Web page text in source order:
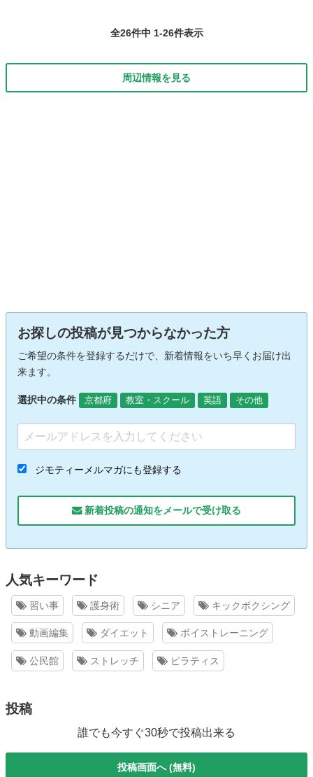
全26件中 1-26件表示
周辺情報を見る
お探しの投稿が見つからなかった方
ご希望の条件を登録するだけで、新着情報をいち早くお届け出
来ます。
選択中の条件 京都府 教室・スクール 英語 その他
ジモティーメルマガにも登録する
新着投稿の通知をメールで受け取る
人気キーワード
習い事 護身術 シニア キックボクシング
動画編集 ダイエット ボイストレーニング
公民館 ストレッチ ピラティス
投稿
誰でも今すぐ30秒で投稿出来る
投稿画面へ (無料)